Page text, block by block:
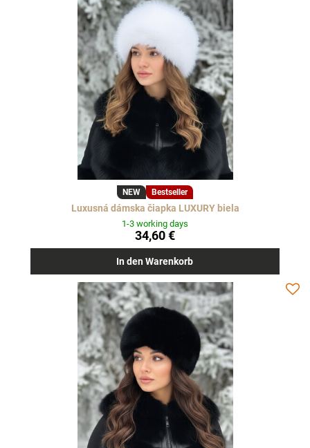
NEW Bestseller
Luxusná dámska čiapka LUXURY biela
1-3 working days
34,60 €
In den Warenkorb